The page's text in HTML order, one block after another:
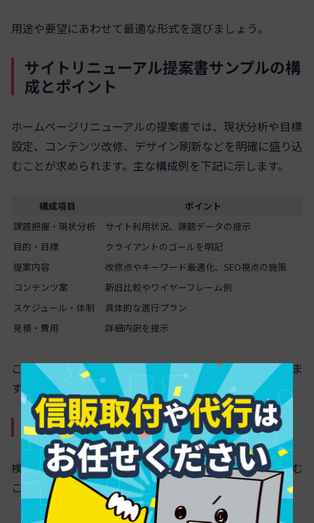
用途や要望にあわせて最適な形式を選びましょう。
サイトリニューアル提案書サンプルの構
成とポイント
ホームページリニューアルの提案書では、現状分析や目標
設定、コンテンツ改修、デザイン刷新などを明確に盛り込
むことが求められます。主な構成例を下記に示します。
構成項目
ポイント
課題把握・現状分析
サイト利用状況、課題データの提示
目的・目標
クライアントのゴールを明記
提案内容
改修点やキーワード最適化、SEO視点の施策
コンテンツ案
新旧比較やワイヤーフレーム例
スケジュール・体制
具体的な進行プラン
見積・費用
詳細内訳を提示
この構成で提案書を整理すれば、説得力が大きく向上しま
す。
関連キーワード活用例
検索意図にマッチしたキーワードを提案書各所に組み込む
ことで、内容の専門性や訴求力が向上します。